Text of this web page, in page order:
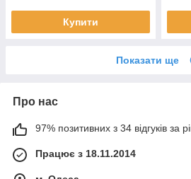
Купити
Показати ще
Про нас
97% позитивних з 34 відгуків за
Працює з 18.11.2014